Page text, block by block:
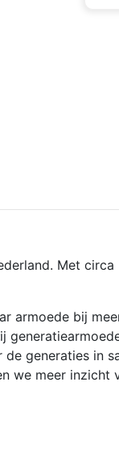
Met circa
armoede bij
generaties in
we meer inzicht